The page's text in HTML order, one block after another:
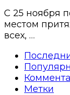
С 25 ноября
местом
всех, …
Метки